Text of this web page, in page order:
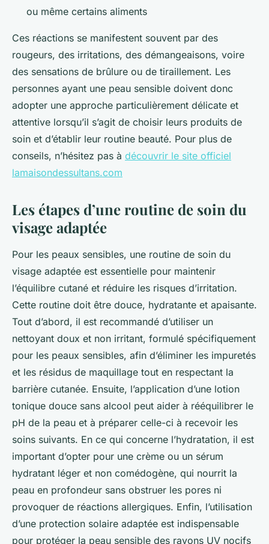
ou même certains aliments
Ces réactions se manifestent souvent par des
rougeurs, des irritations, des démangeaisons, voire
des sensations de brûlure ou de tiraillement. Les
personnes ayant une peau sensible doivent donc
adopter une approche particulièrement délicate et
attentive lorsqu’il s’agit de choisir leurs produits de
soin et d’établir leur routine beauté. Pour plus de
conseils, n’hésitez pas à découvrir le site officiel
lamaisondessultans.com
Les étapes d’une routine de soin du
visage adaptée
Pour les peaux sensibles, une routine de soin du
visage adaptée est essentielle pour maintenir
l’équilibre cutané et réduire les risques d’irritation.
Cette routine doit être douce, hydratante et apaisante.
Tout d’abord, il est recommandé d’utiliser un
nettoyant doux et non irritant, formulé spécifiquement
pour les peaux sensibles, afin d’éliminer les impuretés
et les résidus de maquillage tout en respectant la
barrière cutanée. Ensuite, l’application d’une lotion
tonique douce sans alcool peut aider à rééquilibrer le
pH de la peau et à préparer celle-ci à recevoir les
soins suivants. En ce qui concerne l’hydratation, il est
important d’opter pour une crème ou un sérum
hydratant léger et non comédogène, qui nourrit la
peau en profondeur sans obstruer les pores ni
provoquer de réactions allergiques. Enfin, l’utilisation
d’une protection solaire adaptée est indispensable
pour protéger la peau sensible des rayons UV nocifs